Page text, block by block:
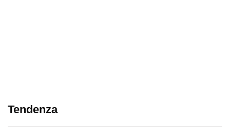
Tendenza